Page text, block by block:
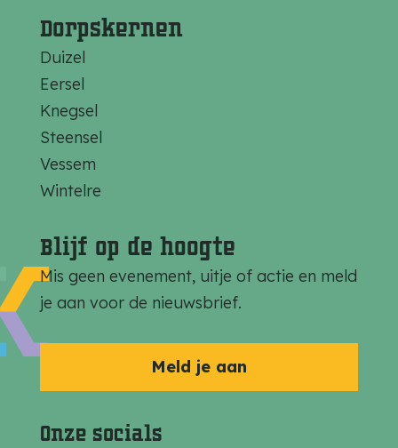
Dorpskernen
Duizel
Eersel
Knegsel
Steensel
Vessem
Wintelre
Blijf op de hoogte
Mis geen evenement, uitje of actie en meld
je aan voor de nieuwsbrief.
Meld je aan
Onze socials